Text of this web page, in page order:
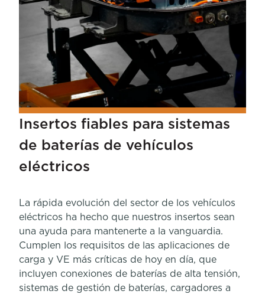
Insertos fiables para sistemas
de baterías de vehículos
eléctricos
La rápida evolución del sector de los vehículos
eléctricos ha hecho que nuestros insertos sean
una ayuda para mantenerte a la vanguardia.
Cumplen los requisitos de las aplicaciones de
carga y VE más críticas de hoy en día, que
incluyen conexiones de baterías de alta tensión,
sistemas de gestión de baterías, cargadores a